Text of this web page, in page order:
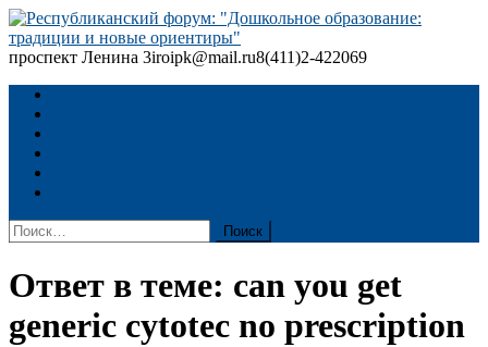
Skip
to
content
и новые ориентиры"
проспект Ленина 3iroipk@mail.ru8(411)2-422069
Найти:
Ответ в теме: can you get
generic cytotec no prescription